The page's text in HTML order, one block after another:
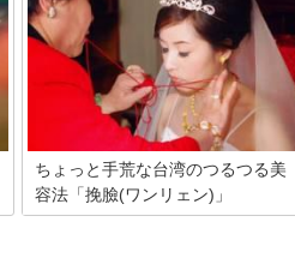
台湾ブーム、台湾の代表的なスイーツで
あるタピオカや、バブルティーなどのド
リンクは記憶に新しいでしょう。さらに
今、日本で注目されている人気の台湾ス
イーツが仙草ゼリーです。仙草ゼリーと
はどういうものなのか、台湾・日本のど
こにいったら食べられるのかをご紹介し
ます。
ちょっと手荒な台湾のつるつる美
容法「挽臉(ワンリェン)」